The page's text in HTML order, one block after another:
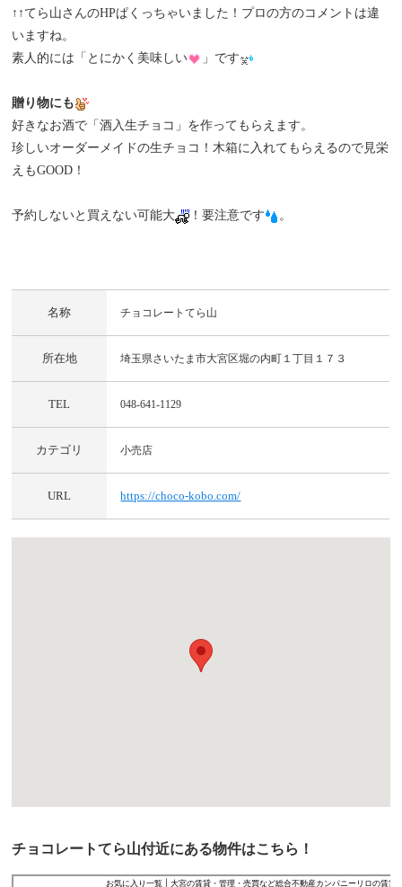
↑↑てら山さんのHPぱくっちゃいました！プロの方のコメントは違
いますね。
素人的には「とにかく美味しい
」です
贈り物にも
好きなお酒で「酒入生チョコ」を作ってもらえます。
珍しいオーダーメイドの生チョコ！木箱に入れてもらえるので見栄
えもGOOD！
予約しないと買えない可能大 ！要注意です 。
名称 チョコレートてら山
所在地 埼玉県さいたま市大宮区堀の内町１丁目１７３
TEL 048-641-1129
カテゴリ 小売店
URL https://choco-kobo.com/
チョコレートてら山付近にある物件はこちら！